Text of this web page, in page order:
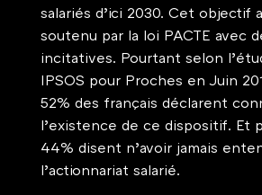
salariés d’ici 2030. Cet objectif
soutenu par la loi PACTE avec
incitatives. Pourtant selon
IPSOS pour Proches en Juin
52% des français déclarent
l’existence de ce dispositif. Et
44% disent n’avoir jamais
l’actionnariat salarié.